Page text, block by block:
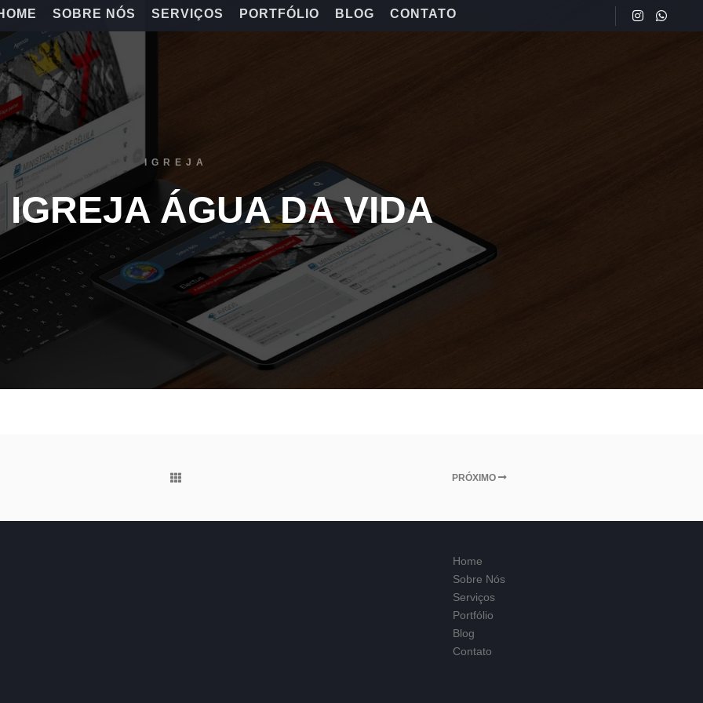
SOBRE NÓS SERVIÇOS PORTFÓLIO BLOG CONTATO
IGREJA
IGREJA ÁGUA DA VIDA
PRÓXIMO
Home
Sobre Nós
Serviços
Portfólio
Blog
Contato